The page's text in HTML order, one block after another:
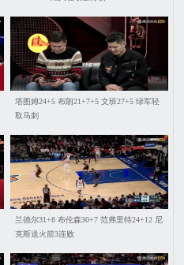
塔图姆24+5 布朗21+7+5 文班27+5 绿军轻
取马刺
兰德尔31+8 布伦森30+7 范弗里特24+12 尼
克斯送火箭3连败